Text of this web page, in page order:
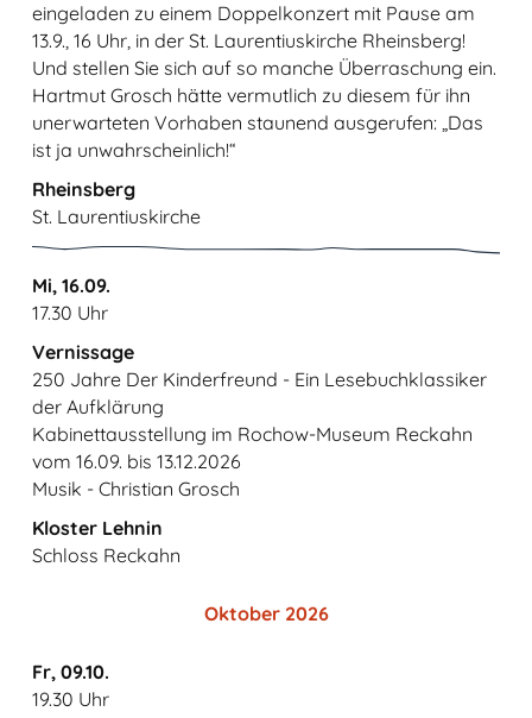
eingeladen zu einem Doppelkonzert mit Pause am
13.9., 16 Uhr, in der St. Laurentiuskirche Rheinsberg!
Und stellen Sie sich auf so manche Überraschung ein.
Hartmut Grosch hätte vermutlich zu diesem für ihn
unerwarteten Vorhaben staunend ausgerufen: „Das
ist ja unwahrscheinlich!“
Rheinsberg
St. Laurentiuskirche
Mi, 16.09.
17.30 Uhr
Vernissage
250 Jahre Der Kinderfreund - Ein Lesebuchklassiker
der Aufklärung
Kabinettausstellung im Rochow-Museum Reckahn
vom 16.09. bis 13.12.2026
Musik - Christian Grosch
Kloster Lehnin
Schloss Reckahn
Oktober 2026
Fr, 09.10.
19.30 Uhr